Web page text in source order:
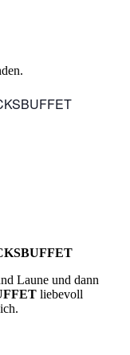
Laune und dann
liebevoll